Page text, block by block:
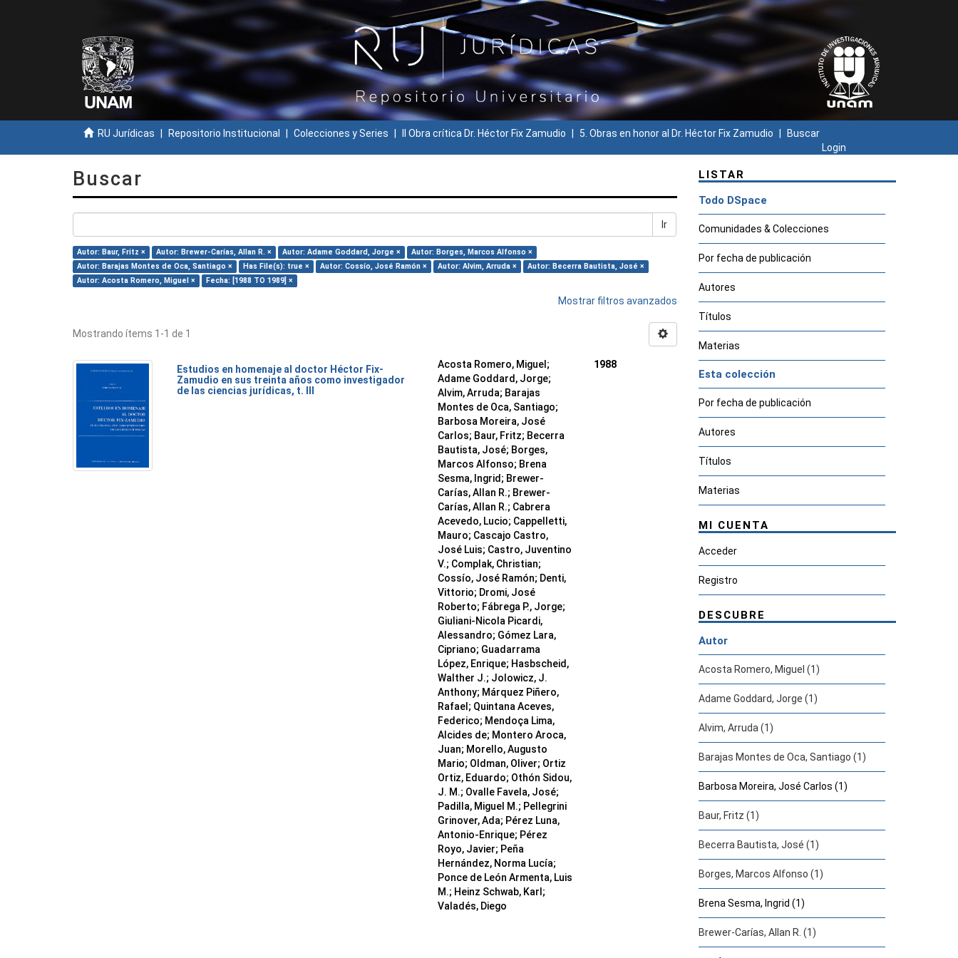
RU Jurídicas Repositorio Institucional Colecciones y Series II Obra crítica Dr. Héctor Fix Zamudio 5. Obras en honor al Dr. Héctor Fix Zamudio
Buscar
Login
Buscar
Ir
Autor: Baur, Fritz × Autor: Brewer-Carías, Allan R. × Autor: Adame Goddard, Jorge ×
Autor: Borges, Marcos Alfonso ×
Autor: Barajas Montes de Oca, Santiago ×
Has File(s): true × Autor: Cossío, José Ramón × Autor: Alvim, Arruda ×
Autor: Becerra Bautista, José ×
Autor: Acosta Romero, Miguel ×
Fecha: [1988 TO 1989] ×
Mostrar filtros avanzados
Mostrando ítems 1-1 de 1
Estudios en homenaje al doctor Héctor Fix-
Zamudio en sus treinta años como investigador
de las ciencias jurídicas, t. III
Acosta Romero, Miguel;
Adame Goddard, Jorge;
Alvim, Arruda; Barajas
Montes de Oca, Santiago;
Barbosa Moreira, José
Carlos; Baur, Fritz; Becerra
Bautista, José; Borges,
Marcos Alfonso; Brena
Sesma, Ingrid; Brewer-
Carías, Allan R.; Brewer-
Carías, Allan R.; Cabrera
Acevedo, Lucio; Cappelletti,
Mauro; Cascajo Castro,
José Luis; Castro, Juventino
V.; Complak, Christian;
Cossío, José Ramón; Denti,
Vittorio; Dromi, José
Roberto; Fábrega P., Jorge;
Giuliani-Nicola Picardi,
Alessandro; Gómez Lara,
Cipriano; Guadarrama
López, Enrique; Hasbscheid,
Walther J.; Jolowicz, J.
Anthony; Márquez Piñero,
Rafael; Quintana Aceves,
Federico; Mendoça Lima,
Alcides de; Montero Aroca,
Juan; Morello, Augusto
Mario; Oldman, Oliver; Ortiz
Ortiz, Eduardo; Othón Sidou,
J. M.; Ovalle Favela, José;
Padilla, Miguel M.; Pellegrini
Grinover, Ada; Pérez Luna,
Antonio-Enrique; Pérez
Royo, Javier; Peña
Hernández, Norma Lucía;
Ponce de León Armenta, Luis
M.; Heinz Schwab, Karl;
Valadés, Diego
1988
LISTAR
Todo DSpace
Comunidades & Colecciones
Por fecha de publicación
Autores
Títulos
Materias
Esta colección
Por fecha de publicación
Autores
Títulos
Materias
MI CUENTA
Acceder
Registro
DESCUBRE
Autor
Acosta Romero, Miguel (1)
Adame Goddard, Jorge (1)
Alvim, Arruda (1)
Barajas Montes de Oca, Santiago (1)
Barbosa Moreira, José Carlos (1)
Baur, Fritz (1)
Becerra Bautista, José (1)
Borges, Marcos Alfonso (1)
Brena Sesma, Ingrid (1)
Brewer-Carías, Allan R. (1)